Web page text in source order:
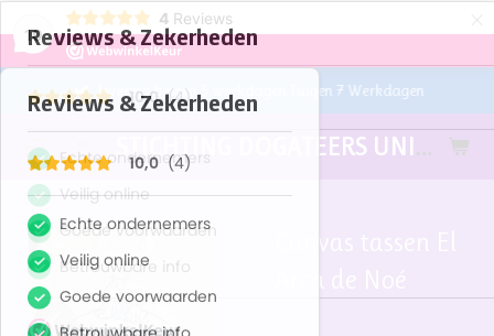
10
4 Reviews ×
STICHTING DOGATEERS UNITED
levering binnen 5 werkdagen Tuigen 7 Werkdagen